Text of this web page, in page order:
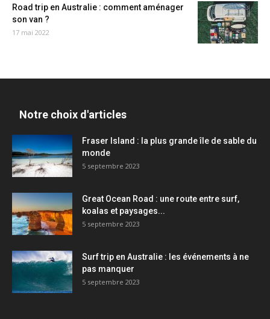
Road trip en Australie : comment aménager
son van ?
17 mai 2022
Notre choix d'articles
Fraser Island : la plus grande île de sable du
monde
5 septembre 2023
Great Ocean Road : une route entre surf,
koalas et paysages...
5 septembre 2023
Surf trip en Australie : les événements à ne
pas manquer
5 septembre 2023